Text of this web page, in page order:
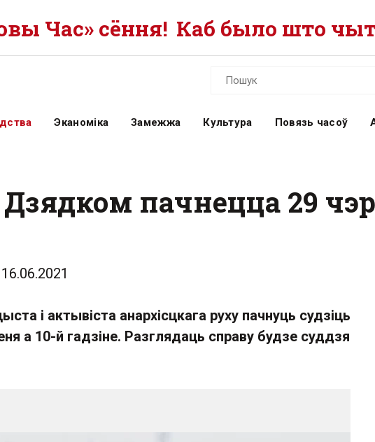
Час» сёння! Каб было што
Эканоміка Замежжа Культура Повязь часоў
пачнецца 29
16.06.2021
і актывіста анархісцкага руху пачнуць судзіць
а 10-й гадзіне. Разглядаць справу будзе суддзя